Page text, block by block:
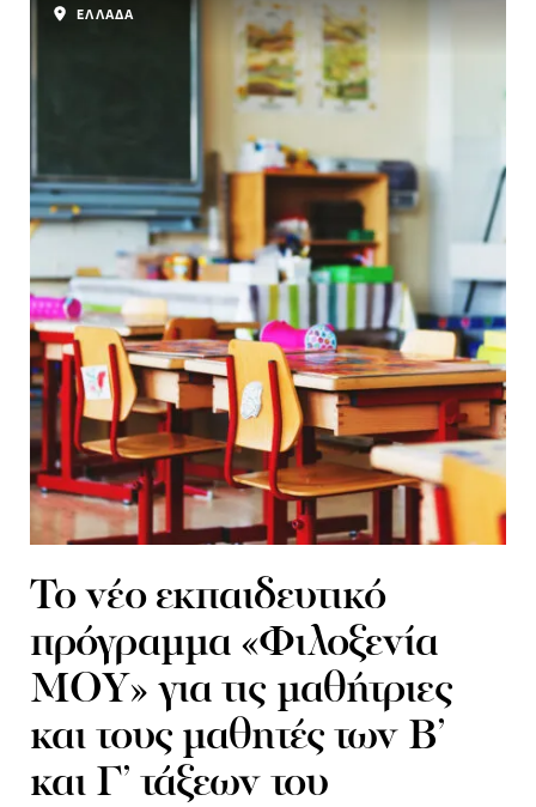
To νέο εκπαιδευτικό
πρόγραμμα «Φιλοξενία
ΜΟΥ» για τις μαθήτριες
και τους μαθητές των Β’
και Γ’ τάξεων του
ΕΛΛΑΔΑ